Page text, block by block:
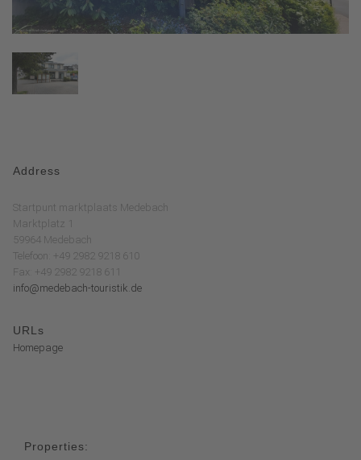
Address
Startpunt marktplaats Medebach
Marktplatz 1
59964 Medebach
Telefoon: +49 2982 9218 610
Fax: +49 2982 9218 611
info@medebach-touristik.de
URLs
Homepage
Properties: